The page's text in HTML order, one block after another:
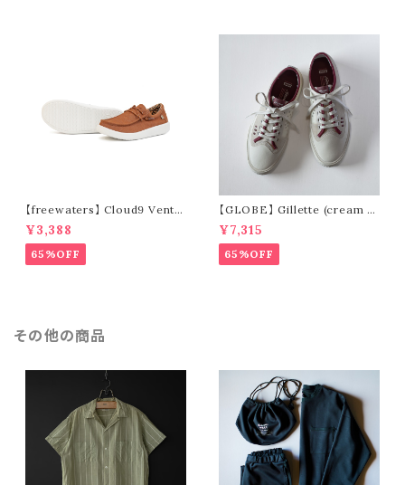
【freewaters】 Cloud9 Ventu
re - Lace Up (brown)
¥3,388
65%OFF
【GLOBE】 Gillette (cream /
pomegranate)
¥7,315
65%OFF
その他の商品